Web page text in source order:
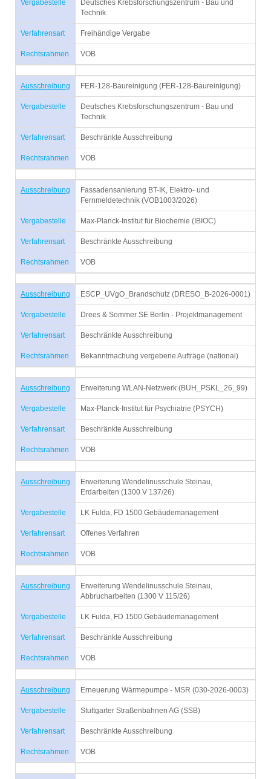
Vergabestelle
Deutsches Krebsforschungszentrum - Bau und
Technik
Verfahrensart Freihändige Vergabe
Rechtsrahmen VOB
Ausschreibung FER-128-Baureinigung (FER-128-Baureinigung)
Vergabestelle
Deutsches Krebsforschungszentrum - Bau und
Technik
Verfahrensart Beschränkte Ausschreibung
Rechtsrahmen VOB
Ausschreibung
Fassadensanierung BT-IK, Elektro- und
Fernmeldetechnik (VOB1003/2026)
Vergabestelle Max-Planck-Institut für Biochemie (IBIOC)
Verfahrensart Beschränkte Ausschreibung
Rechtsrahmen VOB
Ausschreibung ESCP_UVgO_Brandschutz (DRESO_B-2026-0001)
Vergabestelle Drees & Sommer SE Berlin - Projektmanagement
Verfahrensart Beschränkte Ausschreibung
Rechtsrahmen Bekanntmachung vergebene Aufträge (national)
Ausschreibung Erweiterung WLAN-Netzwerk (BUH_PSKL_26_99)
Vergabestelle Max-Planck-Institut für Psychiatrie (PSYCH)
Verfahrensart Beschränkte Ausschreibung
Rechtsrahmen VOB
Ausschreibung
Erweiterung Wendelinusschule Steinau,
Erdarbeiten (1300 V 137/26)
Vergabestelle LK Fulda, FD 1500 Gebäudemanagement
Verfahrensart Offenes Verfahren
Rechtsrahmen VOB
Ausschreibung
Erweiterung Wendelinusschule Steinau,
Abbrucharbeiten (1300 V 115/26)
Vergabestelle LK Fulda, FD 1500 Gebäudemanagement
Verfahrensart Beschränkte Ausschreibung
Rechtsrahmen VOB
Ausschreibung Erneuerung Wärmepumpe - MSR (030-2026-0003)
Vergabestelle Stuttgarter Straßenbahnen AG (SSB)
Verfahrensart Beschränkte Ausschreibung
Rechtsrahmen VOB